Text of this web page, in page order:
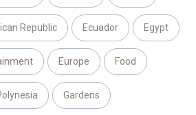
Republic Ecuador Egypt
Europe Food
Gardens